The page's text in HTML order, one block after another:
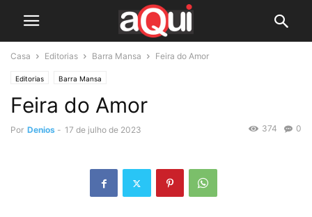
Casa Editorias Barra Mansa Feira do Amor
Editorias Barra Mansa
Feira do Amor
Por Denios - 17 de julho de 2023 0
374